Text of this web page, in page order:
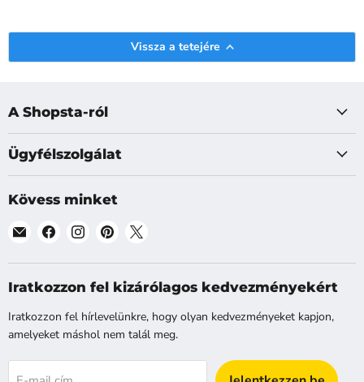
Vissza a tetejére
A Shopsta-ról
Ügyfélszolgálat
Kövess minket
Találj
minket
a
mail
platformon
Találj
minket
a
platformon
Találj
minket
a
platformon
Találj
minket
a
platformon
minket
a
platformon
Iratkozzon fel kizárólagos kedvezményekért
Iratkozzon fel hírlevelünkre, hogy olyan kedvezményeket kapjon,
amelyeket máshol nem talál meg.